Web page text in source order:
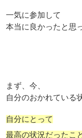
一気に参加して
本当に良かったと思
まず、今、
自分のおかれている
自分にとって
最高の状況だったこ